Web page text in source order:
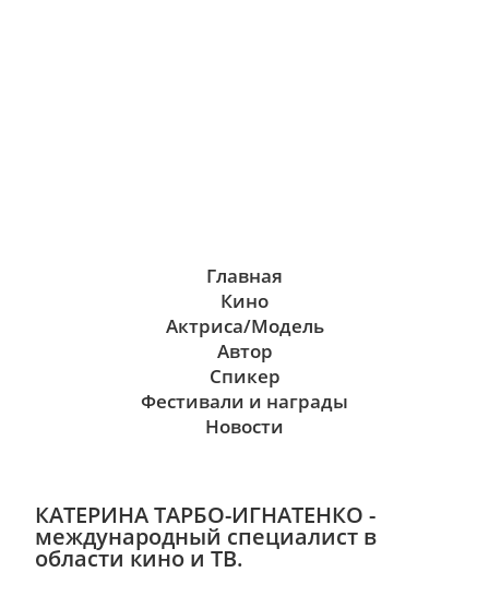
Главная
Кино
Актриса/Модель
Автор
Спикер
Фестивали и награды
Новости
КАТЕРИНА ТАРБО-ИГНАТЕНКО -
международный специалист в
области кино и ТВ.